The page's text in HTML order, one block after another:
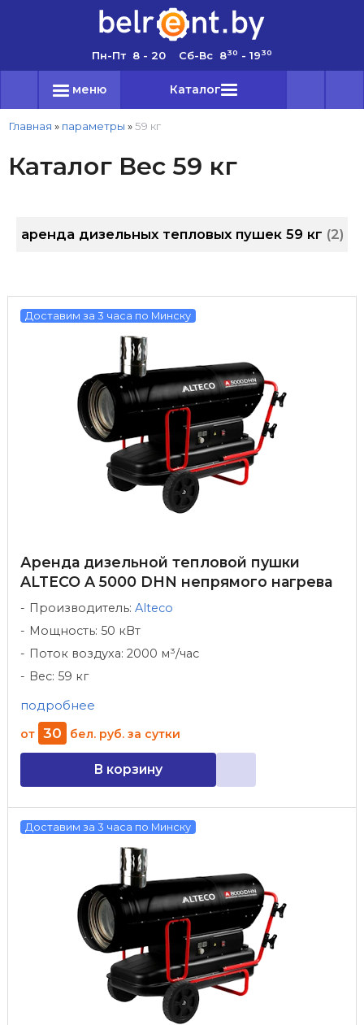
Пн-Пт 8 - 20 Сб-Вс 830 - 1930
меню Каталог
Главная » параметры »59 кг
Каталог Вес 59 кг
аренда дизельных тепловых пушек 59 кг 2
Доставим за 3 часа по Минску
Аренда дизельной тепловой пушки
ALTECO A 5000 DHN непрямого нагрева
Производитель: Alteco
Мощность: 50 кВт
Поток воздуха: 2000 м³/час
Вес: 59 кг
подробнее
от 30 бел. руб. за сутки
В корзину
Доставим за 3 часа по Минску